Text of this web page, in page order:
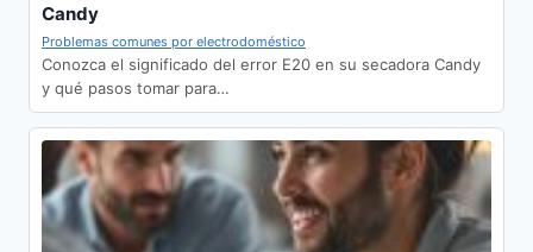
Candy
Problemas comunes por electrodoméstico
Conozca el significado del error E20 en su secadora Candy
y qué pasos tomar para…